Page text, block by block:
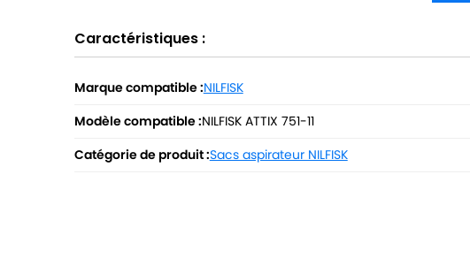
Caractéristiques :
Marque compatible :NILFISK
Modèle compatible :NILFISK ATTIX 751-11
Catégorie de produit :Sacs aspirateur NILFISK